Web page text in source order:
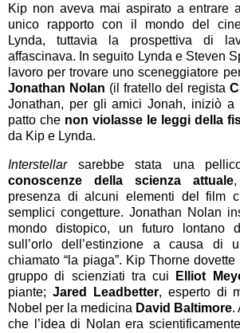
Kip non aveva mai aspirato a entrare
unico rapporto con il mondo del
Lynda, tuttavia la prospettiva di
affascinava. In seguito Lynda e Steven
lavoro per trovare uno sceneggiatore
Jonathan Nolan (il fratello del regista
Jonathan, per gli amici Jonah, iniziò a
patto che non violasse le leggi della
da Kip e Lynda.
Interstellarsarebbe stata una
conoscenze della scienza attuale,
presenza di alcuni elementi del film
semplici congetture. Jonathan Nolan
mondo distopico, un futuro lontano
sull’orlo dell’estinzione a causa di
chiamato “la piaga”. Kip Thorne
gruppo di scienziati tra cui
Elliot
piante; Jared Leadbetter, esperto di
Nobel per la medicina David Baltimore.
che l’idea di Nolan era